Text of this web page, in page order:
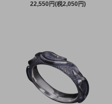
22,550円(税2,050円)